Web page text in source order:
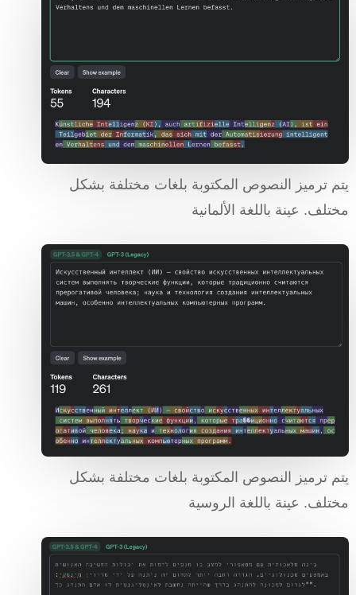
يتم ترميز النصوص المكتوبة بلغات مختلفة بشكل
مختلف. عينة باللغة الألمانية
يتم ترميز النصوص المكتوبة بلغات مختلفة بشكل
مختلف. عينة باللغة الروسية